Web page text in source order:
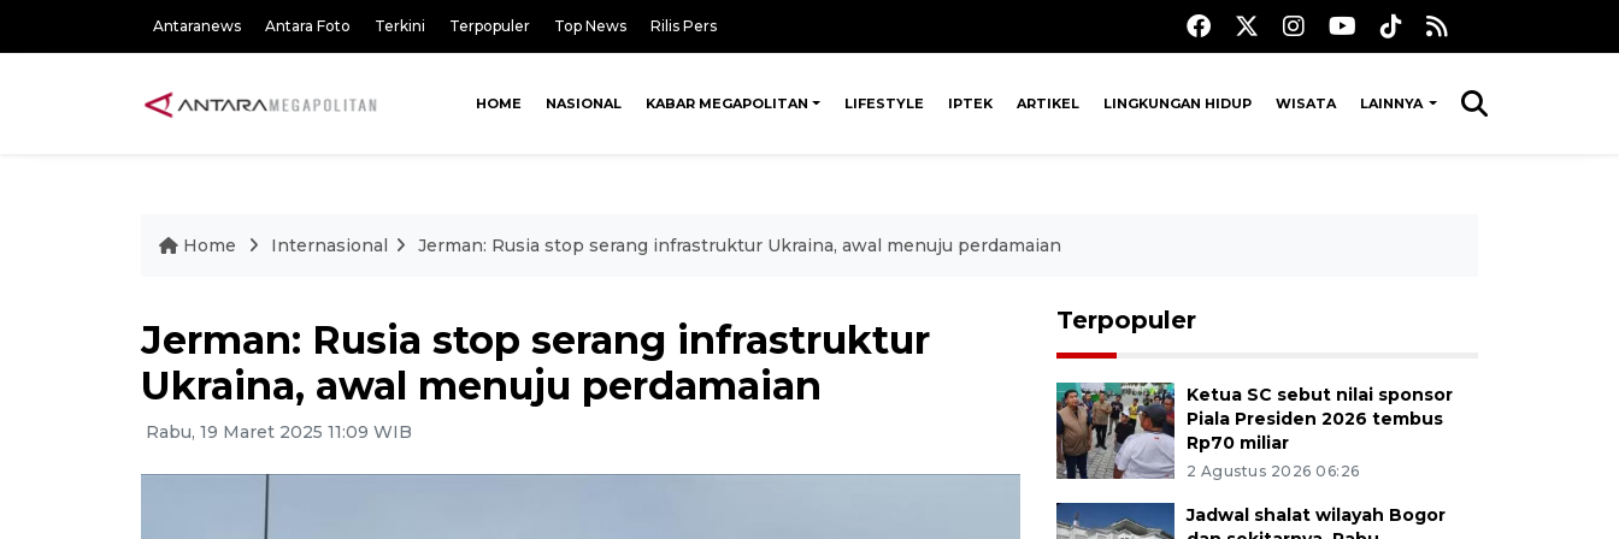
Antaranews Antara Foto Terkini Terpopuler Top News Rilis Pers
HOME NASIONAL KABAR MEGAPOLITAN LIFESTYLE IPTEK ARTIKEL LINGKUNGAN HIDUP WISATA LAINNYA
Home Internasional Jerman: Rusia stop serang infrastruktur Ukraina, awal menuju perdamaian
Jerman: Rusia stop serang infrastruktur
Ukraina, awal menuju perdamaian
Rabu, 19 Maret 2025 11:09 WIB
Terpopuler
Ketua SC sebut nilai sponsor
Piala Presiden 2026 tembus
Rp70 miliar
2 Agustus 2026 06:26
Jadwal shalat wilayah Bogor